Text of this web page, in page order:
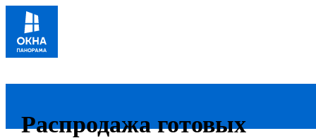
Распродажа готовых